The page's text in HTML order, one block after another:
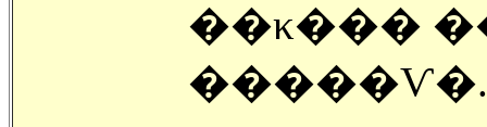
��κ���
�����Ѵ�.